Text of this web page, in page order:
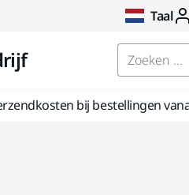
Taal
Zoeken ...
bij bestellingen